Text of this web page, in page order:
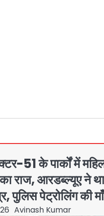
51 के पार्कों में
राज, आरडब्ल्यूए ने
पुलिस पेट्रोलिंग की
Avinash Kumar